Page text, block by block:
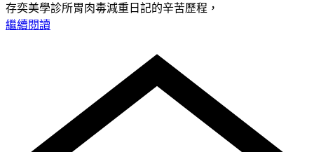
存奕美學診所胃肉毒減重日記的辛苦歷程，
繼續閱讀